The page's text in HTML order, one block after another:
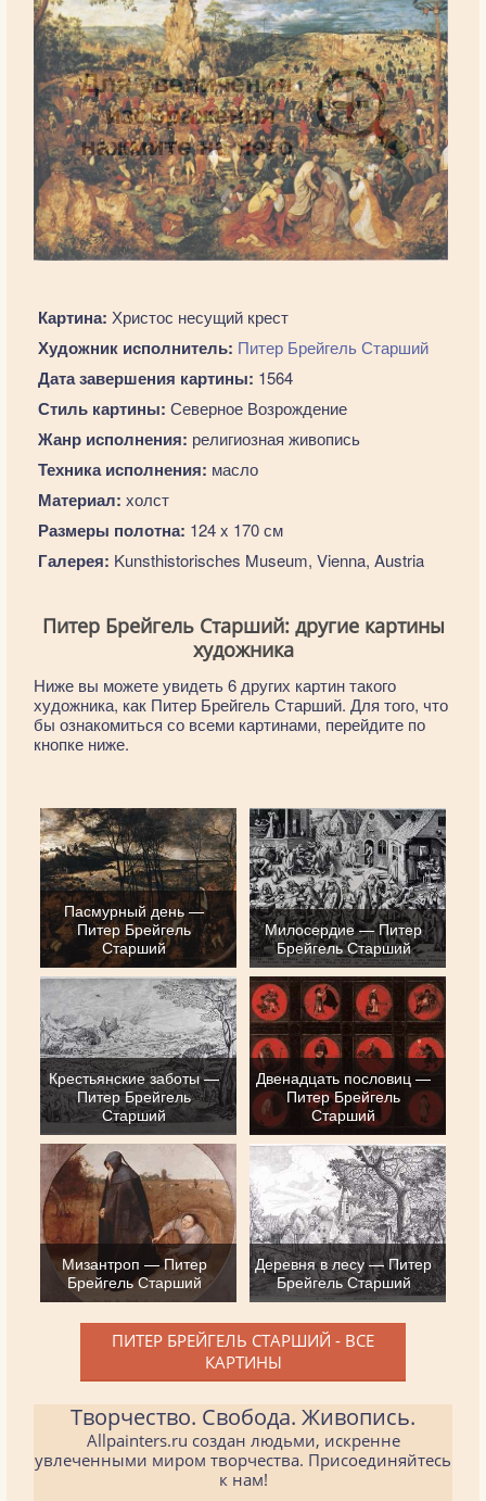
Картина: Христос несущий крест
Художник исполнитель: Питер Брейгель Старший
Дата завершения картины: 1564
Стиль картины: Северное Возрождение
Жанр исполнения: религиозная живопись
Техника исполнения: масло
Материал: холст
Размеры полотна: 124 x 170 см
Галерея: Kunsthistorisches Museum, Vienna, Austria
Питер Брейгель Старший: другие картины
художника
Ниже вы можете увидеть 6 других картин такого
художника, как Питер Брейгель Старший. Для того, что
бы ознакомиться со всеми картинами, перейдите по
кнопке ниже.
Пасмурный день —
Питер Брейгель
Старший
Милосердие — Питер
Брейгель Старший
Крестьянские заботы —
Питер Брейгель
Старший
Двенадцать пословиц —
Питер Брейгель
Старший
Мизантроп — Питер
Брейгель Старший
Деревня в лесу — Питер
Брейгель Старший
ПИТЕР БРЕЙГЕЛЬ СТАРШИЙ - ВСЕ
КАРТИНЫ
Творчество. Свобода. Живопись.
Allpainters.ru создан людьми, искренне
увлеченными миром творчества. Присоединяйтесь
к нам!